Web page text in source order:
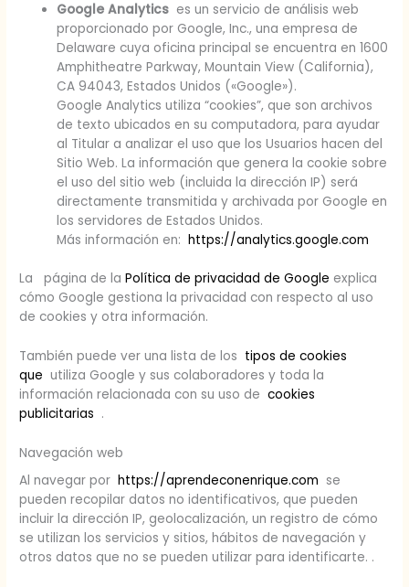
Google Analytics es un servicio de análisis web
proporcionado por Google, Inc., una empresa de
Delaware cuya oficina principal se encuentra en 1600
Amphitheatre Parkway, Mountain View (California),
CA 94043, Estados Unidos («Google»).
Google Analytics utiliza “cookies”, que son archivos
de texto ubicados en su computadora, para ayudar
al Titular a analizar el uso que los Usuarios hacen del
Sitio Web. La información que genera la cookie sobre
el uso del sitio web (incluida la dirección IP) será
directamente transmitida y archivada por Google en
los servidores de Estados Unidos.
Más información en:https://analytics.google.com
La página de laPolítica de privacidad de Google explica
cómo Google gestiona la privacidad con respecto al uso
de cookies y otra información.
También puede ver una lista de los tipos de cookies
que utiliza Google y sus colaboradores y toda la
información relacionada con su uso decookies
publicitarias .
Navegación web
Al navegar porhttps://aprendeconenrique.com se
pueden recopilar datos no identificativos, que pueden
incluir la dirección IP, geolocalización, un registro de cómo
se utilizan los servicios y sitios, hábitos de navegación y
otros datos que no se pueden utilizar para identificarte. .